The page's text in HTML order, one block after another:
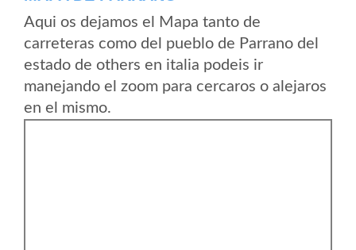
Aqui os dejamos el Mapa tanto de
carreteras como del pueblo de Parrano del
estado de others en italia podeis ir
manejando el zoom para cercaros o alejaros
en el mismo.